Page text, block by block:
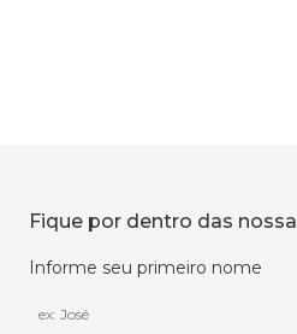
Fique por dentro das
Informe seu primeiro nome